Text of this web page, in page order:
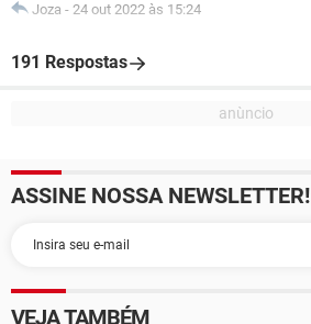
Joza - 24 out 2022 às 15:24
191 Respostas
ASSINE NOSSA NEWSLETTER!
VEJA TAMBÉM